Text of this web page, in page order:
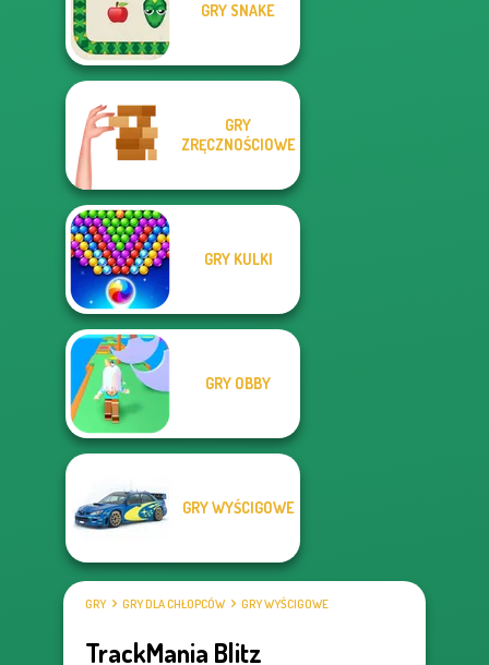
GRY SNAKE
GRY
ZRĘCZNOŚCIOWE
GRY KULKI
GRY OBBY
GRY WYŚCIGOWE
GRY GRY DLA CHŁOPCÓW GRY WYŚCIGOWE
TrackMania Blitz